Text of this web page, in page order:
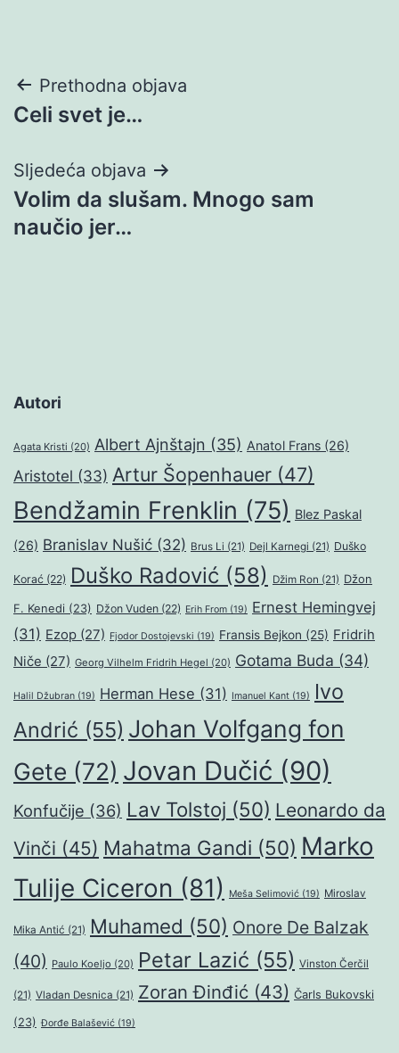
Navigacija
objava
Prethodna objava
Celi svet je…
Sljedeća objava
Volim da slušam. Mnogo sam
naučio jer…
Autori
Agata Kristi (20) Albert Ajnštajn (35) Anatol Frans (26)
Aristotel (33) Artur Šopenhauer (47)
Bendžamin Frenklin (75) Blez Paskal
(26) Branislav Nušić (32) Brus Li (21) Dejl Karnegi (21) Duško
Korać (22) Duško Radović (58) Džim Ron (21) Džon
F. Kenedi (23) Džon Vuden (22) Erih From (19) Ernest Hemingvej
(31) Ezop (27) Fjodor Dostojevski (19) Fransis Bejkon (25) Fridrih
Niče (27) Georg Vilhelm Fridrih Hegel (20) Gotama Buda (34)
Halil Džubran (19) Herman Hese (31) Imanuel Kant (19)
Ivo
Andrić (55) Johan Volfgang fon
Gete (72) Jovan Dučić (90)
Konfučije (36) Lav Tolstoj (50) Leonardo da
Vinči (45) Mahatma Gandi (50) Marko
Tulije Ciceron (81) Meša Selimović (19) Miroslav
Mika Antić (21) Muhamed (50) Onore De Balzak
(40) Paulo Koeljo (20) Petar Lazić (55) Vinston Čerčil
(21) Vladan Desnica (21) Zoran Đinđić (43) Čarls Bukovski
(23) Đorđe Balašević (19)